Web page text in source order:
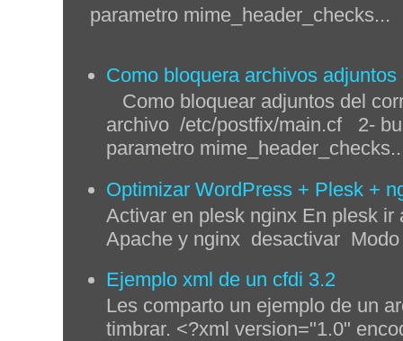
parametro mime_header_checks...
Como bloquera archivos
Como bloquear adjuntos del
archivo /etc/postfix/main.cf 2-
parametro
Optimizar WordPress + Plesk +
Activar en plesk nginx En plesk
Apache y nginx desactivar Modo
Ejemplo xml de un cfdi 3.2
Les comparto un ejemplo de un
timbrar. <?xml version="1.0"